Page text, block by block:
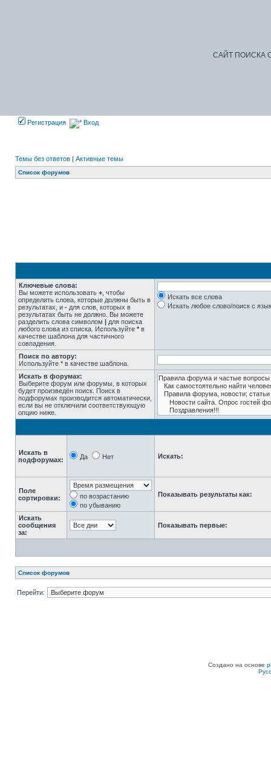
САЙТ ПОИСКА
Регистрация Вход
Темы без ответов | Активные темы
Список форумов
Ключевые слова:
Вы можете использовать + , чтобы
определить слова, которые должны быть в
результатах, и - для слов, которых в
результатах быть не должно. Вы можете
разделить слова символом | для поиска
любого слова из списка. Используйте * в
качестве шаблона для частичного
совпадения.
Искать все слова
Искать любое слово/поиск с
Поиск по автору:
Используйте * в качестве шаблона.
Искать в форумах:
Выберите форум или форумы, в которых
будет произведён поиск. Поиск в
подфорумах производится автоматически,
если вы не отключили соответствующую
опцию ниже.
Искать в
подфорумах:
Да Нет Искать:
Поле
сортировки:
по возрастанию
по убыванию
Показывать результаты как:
Искать
сообщения
за:
Показывать первые:
Список форумов
Перейти:
Создано на основе